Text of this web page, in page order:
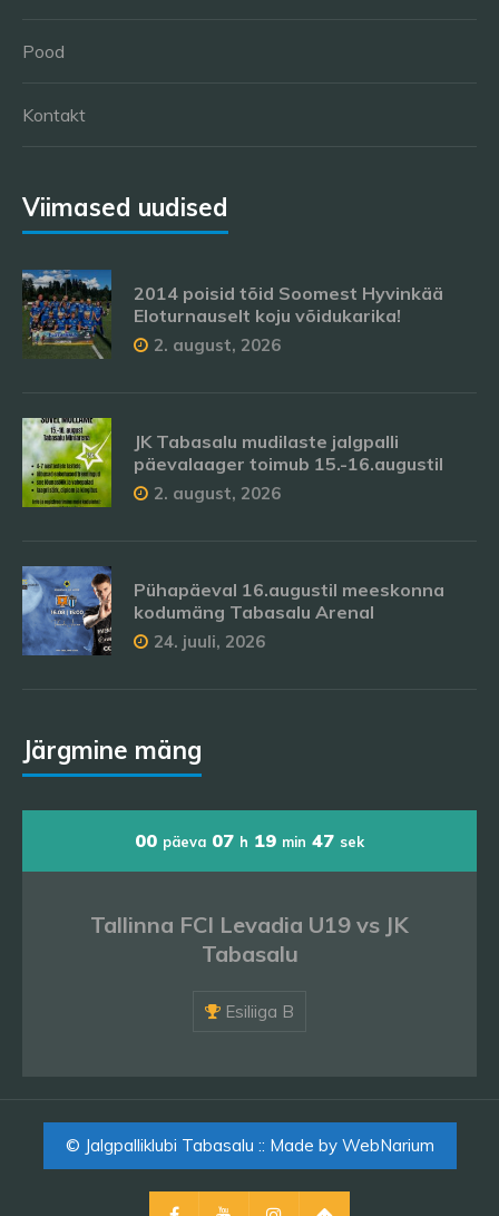
Pood
Kontakt
Viimased uudised
2014 poisid tõid Soomest Hyvinkää
Eloturnauselt koju võidukarika!
2. august, 2026
JK Tabasalu mudilaste jalgpalli
päevalaager toimub 15.-16.augustil
2. august, 2026
Pühapäeval 16.augustil meeskonna
kodumäng Tabasalu Arenal
24. juuli, 2026
Järgmine mäng
00 päeva 07 h 19 min 47 sek
Tallinna FCI Levadia U19 vs JK
Tabasalu
Esiliiga B
© Jalgpalliklubi Tabasalu :: Made by WebNarium